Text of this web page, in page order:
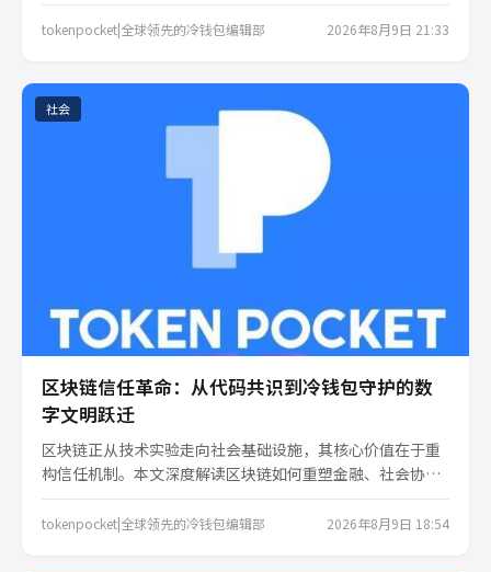
等工具构建私钥自主、离线存储的终极防线，实现从“炒
tokenpocket|全球领先的冷钱包编辑部 2026年8月9日 21:33
社会
区块链信任革命：从代码共识到冷钱包守护的数
字文明跃迁
区块链正从技术实验走向社会基础设施，其核心价值在于重
构信任机制。本文深度解读区块链如何重塑金融、社会协作
冷钱包如何成为普通用户守护数字资产的最后防线，实现从
tokenpocket|全球领先的冷钱包编辑部 2026年8月9日 18:54